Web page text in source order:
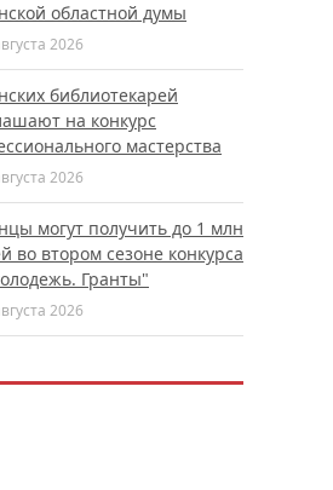
областной думы
2026
библиотекарей
на конкурс
мастерства
2026
могут получить до 1 млн
во втором сезоне конкурса
Гранты"
2026